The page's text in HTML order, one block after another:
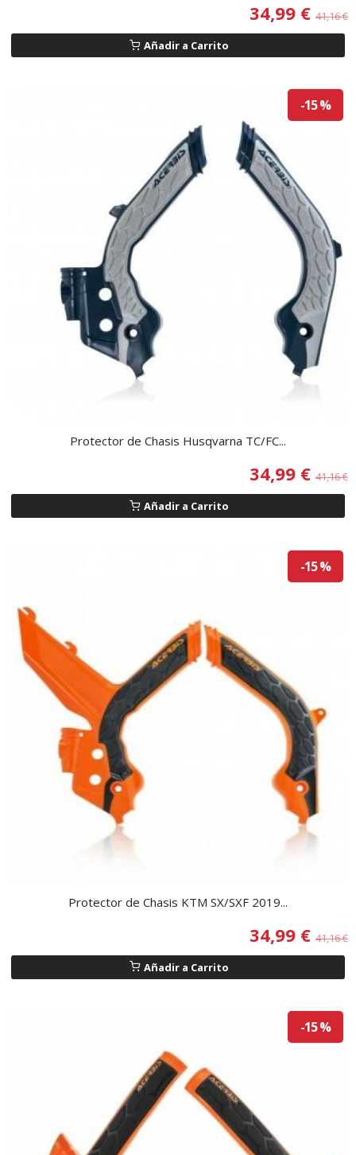
34,99 € 41,16 €
Añadir a Carrito
-15 %
Protector de Chasis Husqvarna TC/FC...
34,99 € 41,16 €
Añadir a Carrito
-15 %
Protector de Chasis KTM SX/SXF 2019...
34,99 € 41,16 €
Añadir a Carrito
-15 %